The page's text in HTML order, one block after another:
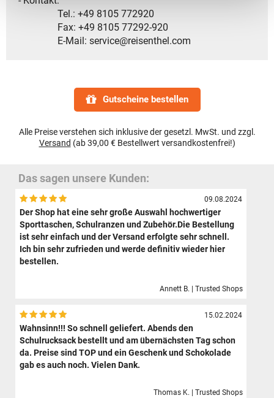
Tel.: +49 8105 772920
Fax: +49 8105 77292-920
E-Mail: service@reisenthel.com
Gutscheine bestellen
Alle Preise verstehen sich inklusive der gesetzl. MwSt. und zzgl.
Versand (ab 39,00 € Bestellwert versandkostenfrei!)
Das sagen unsere Kunden:
09.08.2024
Der Shop hat eine sehr große Auswahl hochwertiger
Sporttaschen, Schulranzen und Zubehör.Die Bestellung
ist sehr einfach und der Versand erfolgte sehr schnell.
Ich bin sehr zufrieden und werde definitiv wieder hier
bestellen.
Annett B. | Trusted Shops
15.02.2024
Wahnsinn!!! So schnell geliefert. Abends den
Schulrucksack bestellt und am übernächsten Tag schon
da. Preise sind TOP und ein Geschenk und Schokolade
gab es auch noch. Vielen Dank.
Thomas K. | Trusted Shops